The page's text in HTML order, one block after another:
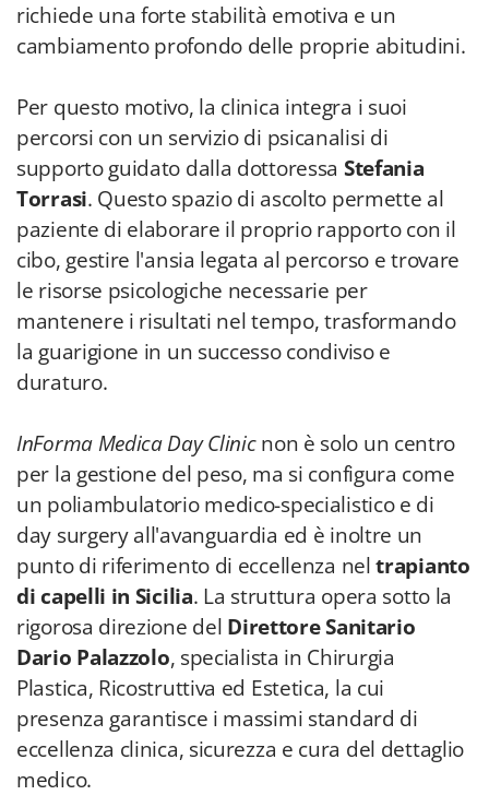
richiede una forte stabilità emotiva e un
cambiamento profondo delle proprie abitudini.
Per questo motivo, la clinica integra i suoi
percorsi con un servizio di psicanalisi di
supporto guidato dalla dottoressa Stefania
Torrasi. Questo spazio di ascolto permette al
paziente di elaborare il proprio rapporto con il
cibo, gestire l'ansia legata al percorso e trovare
le risorse psicologiche necessarie per
mantenere i risultati nel tempo, trasformando
la guarigione in un successo condiviso e
duraturo.
InForma Medica Day Clinicnon è solo un centro
per la gestione del peso, ma si configura come
un poliambulatorio medico-specialistico e di
day surgery all'avanguardia ed è inoltre un
punto di riferimento di eccellenza neltrapianto
di capelli in Sicilia. La struttura opera sotto la
rigorosa direzione del Direttore Sanitario
Dario Palazzolo, specialista in Chirurgia
Plastica, Ricostruttiva ed Estetica, la cui
presenza garantisce i massimi standard di
eccellenza clinica, sicurezza e cura del dettaglio
medico.